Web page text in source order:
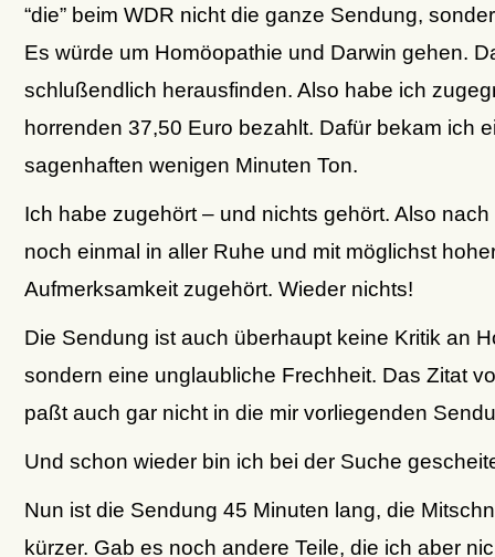
“die” beim WDR nicht die ganze Sendung,
Es würde um Homöopathie und Darwin gehen.
schlußendlich herausfinden. Also habe ich
horrenden 37,50 Euro bezahlt. Dafür bekam ich
sagenhaften wenigen Minuten Ton.
Ich habe zugehört – und nichts gehört. Also nach
noch einmal in aller Ruhe und mit möglichst
Aufmerksamkeit zugehört. Wieder nichts!
Die Sendung ist auch überhaupt keine Kritik an
sondern eine unglaubliche Frechheit. Das Zitat
paßt auch gar nicht in die mir vorliegenden
Und schon wieder bin ich bei der Suche
Nun ist die Sendung 45 Minuten lang, die
kürzer. Gab es noch andere Teile, die ich aber